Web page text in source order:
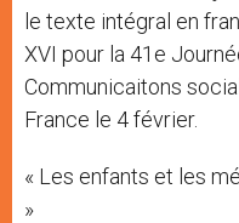
le texte intégral en
XVI pour la 41e
Communicaitons
France le 4 février.
« Les enfants et les
»